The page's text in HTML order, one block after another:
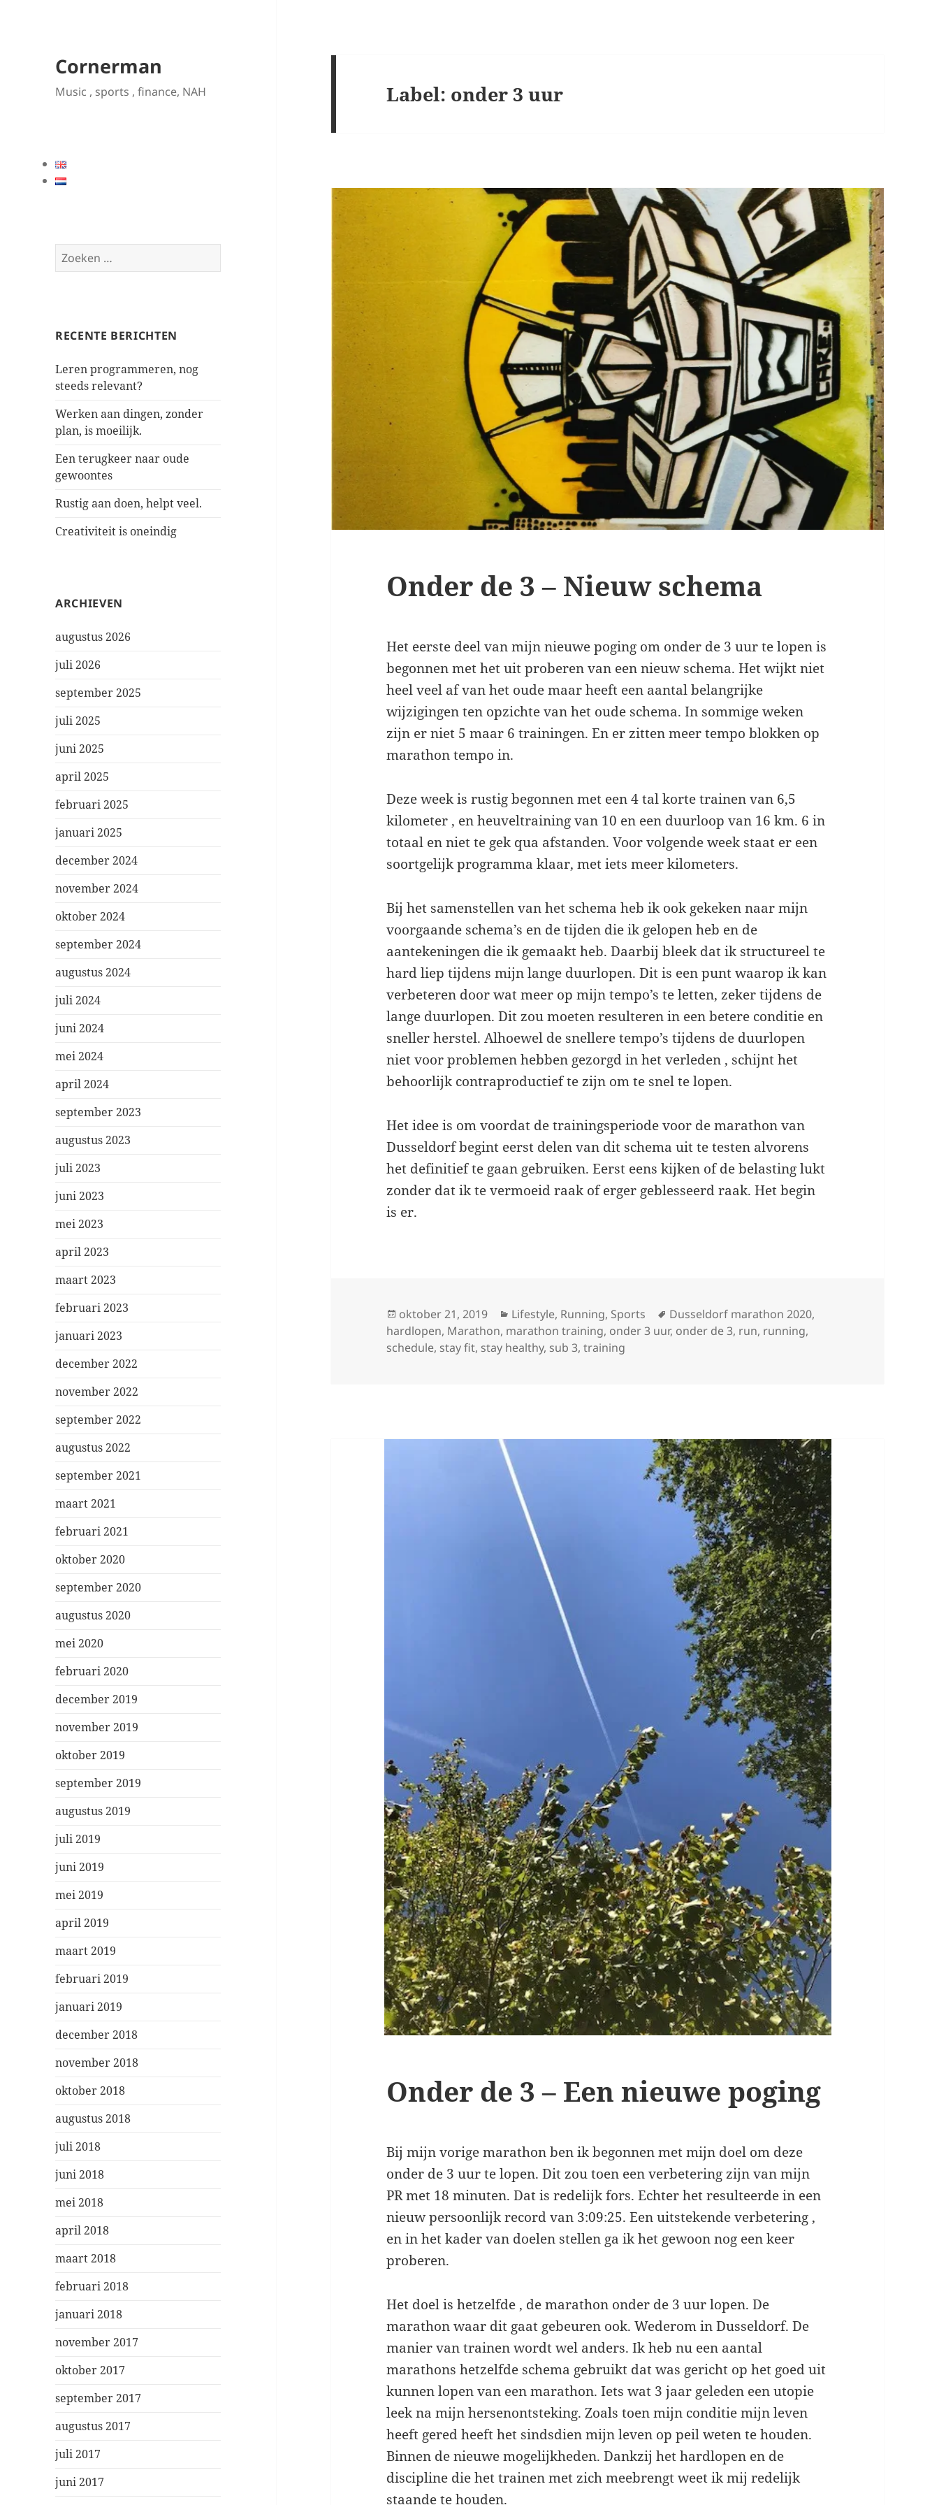
Cornerman
Music , sports , finance, NAH
Zoeken
naar:
RECENTE BERICHTEN
Leren programmeren, nog
steeds relevant?
Werken aan dingen, zonder
plan, is moeilijk.
Een terugkeer naar oude
gewoontes
Rustig aan doen, helpt veel.
Creativiteit is oneindig
ARCHIEVEN
augustus 2026
juli 2026
september 2025
juli 2025
juni 2025
april 2025
februari 2025
januari 2025
december 2024
november 2024
oktober 2024
september 2024
augustus 2024
juli 2024
juni 2024
mei 2024
april 2024
september 2023
augustus 2023
juli 2023
juni 2023
mei 2023
april 2023
maart 2023
februari 2023
januari 2023
december 2022
november 2022
september 2022
augustus 2022
september 2021
maart 2021
februari 2021
oktober 2020
september 2020
augustus 2020
mei 2020
februari 2020
december 2019
november 2019
oktober 2019
september 2019
augustus 2019
juli 2019
juni 2019
mei 2019
april 2019
maart 2019
februari 2019
januari 2019
december 2018
november 2018
oktober 2018
augustus 2018
juli 2018
juni 2018
mei 2018
april 2018
maart 2018
februari 2018
januari 2018
november 2017
oktober 2017
september 2017
augustus 2017
juli 2017
juni 2017
Label: onder 3 uur
Onder de 3 – Nieuw schema
Het eerste deel van mijn nieuwe poging om onder de 3 uur te lopen is
begonnen met het uit proberen van een nieuw schema. Het wijkt niet
heel veel af van het oude maar heeft een aantal belangrijke
wijzigingen ten opzichte van het oude schema. In sommige weken
zijn er niet 5 maar 6 trainingen. En er zitten meer tempo blokken op
marathon tempo in.
Deze week is rustig begonnen met een 4 tal korte trainen van 6,5
kilometer , en heuveltraining van 10 en een duurloop van 16 km. 6 in
totaal en niet te gek qua afstanden. Voor volgende week staat er een
soortgelijk programma klaar, met iets meer kilometers.
Bij het samenstellen van het schema heb ik ook gekeken naar mijn
voorgaande schema’s en de tijden die ik gelopen heb en de
aantekeningen die ik gemaakt heb. Daarbij bleek dat ik structureel te
hard liep tijdens mijn lange duurlopen. Dit is een punt waarop ik kan
verbeteren door wat meer op mijn tempo’s te letten, zeker tijdens de
lange duurlopen. Dit zou moeten resulteren in een betere conditie en
sneller herstel. Alhoewel de snellere tempo’s tijdens de duurlopen
niet voor problemen hebben gezorgd in het verleden , schijnt het
behoorlijk contraproductief te zijn om te snel te lopen.
Het idee is om voordat de trainingsperiode voor de marathon van
Dusseldorf begint eerst delen van dit schema uit te testen alvorens
het definitief te gaan gebruiken. Eerst eens kijken of de belasting lukt
zonder dat ik te vermoeid raak of erger geblesseerd raak. Het begin
is er.
Geplaatst
op
oktober 21, 2019 Categorieën
Lifestyle, Running, Sports Tags
Dusseldorf marathon 2020,
hardlopen, Marathon, marathon training, onder 3 uur, onder de 3, run, running,
schedule, stay fit, stay healthy, sub 3,training
Onder de 3 – Een nieuwe poging
Bij mijn vorige marathon ben ik begonnen met mijn doel om deze
onder de 3 uur te lopen. Dit zou toen een verbetering zijn van mijn
PR met 18 minuten. Dat is redelijk fors. Echter het resulteerde in een
nieuw persoonlijk record van 3:09:25. Een uitstekende verbetering ,
en in het kader van doelen stellen ga ik het gewoon nog een keer
proberen.
Het doel is hetzelfde , de marathon onder de 3 uur lopen. De
marathon waar dit gaat gebeuren ook. Wederom in Dusseldorf. De
manier van trainen wordt wel anders. Ik heb nu een aantal
marathons hetzelfde schema gebruikt dat was gericht op het goed uit
kunnen lopen van een marathon. Iets wat 3 jaar geleden een utopie
leek na mijn hersenontsteking. Zoals toen mijn conditie mijn leven
heeft gered heeft het sindsdien mijn leven op peil weten te houden.
Binnen de nieuwe mogelijkheden. Dankzij het hardlopen en de
discipline die het trainen met zich meebrengt weet ik mij redelijk
staande te houden.